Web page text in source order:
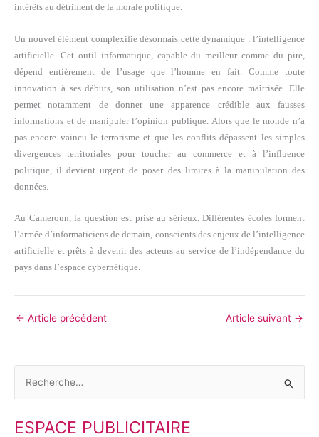
intérêts au détriment de la morale politique.
Un nouvel élément complexifie désormais cette dynamique : l’intelligence
artificielle. Cet outil informatique, capable du meilleur comme du pire,
dépend entièrement de l’usage que l’homme en fait. Comme toute
innovation à ses débuts, son utilisation n’est pas encore maîtrisée. Elle
permet notamment de donner une apparence crédible aux fausses
informations et de manipuler l’opinion publique. Alors que le monde n’a
pas encore vaincu le terrorisme et que les conflits dépassent les simples
divergences territoriales pour toucher au commerce et à l’influence
politique, il devient urgent de poser des limites à la manipulation des
données.
Au Cameroun, la question est prise au sérieux. Différentes écoles forment
l’armée d’informaticiens de demain, conscients des enjeux de l’intelligence
artificielle et prêts à devenir des acteurs au service de l’indépendance du
pays dans l’espace cybernétique.
← Article précédent Article suivant →
c
ESPACE PUBLICITAIRE